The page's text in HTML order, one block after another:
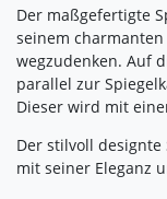
Der maßgefertigte
seinem
wegzudenken. Auf
parallel zur
Dieser wird mit
Der stilvoll
mit seiner Eleganz